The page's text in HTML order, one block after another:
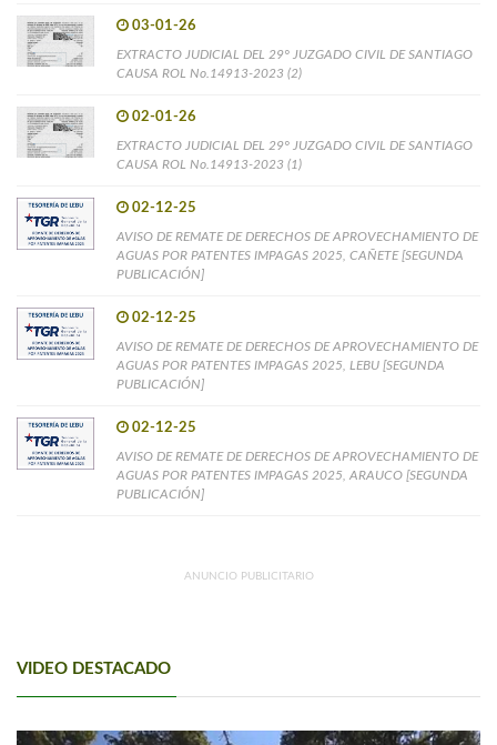
03-01-26
EXTRACTO JUDICIAL DEL 29° JUZGADO CIVIL DE SANTIAGO
CAUSA ROL No.14913-2023 (2)
02-01-26
EXTRACTO JUDICIAL DEL 29° JUZGADO CIVIL DE SANTIAGO
CAUSA ROL No.14913-2023 (1)
02-12-25
AVISO DE REMATE DE DERECHOS DE APROVECHAMIENTO DE
AGUAS POR PATENTES IMPAGAS 2025, CAÑETE [SEGUNDA
PUBLICACIÓN]
02-12-25
AVISO DE REMATE DE DERECHOS DE APROVECHAMIENTO DE
AGUAS POR PATENTES IMPAGAS 2025, LEBU [SEGUNDA
PUBLICACIÓN]
02-12-25
AVISO DE REMATE DE DERECHOS DE APROVECHAMIENTO DE
AGUAS POR PATENTES IMPAGAS 2025, ARAUCO [SEGUNDA
PUBLICACIÓN]
ANUNCIO PUBLICITARIO
VIDEO DESTACADO